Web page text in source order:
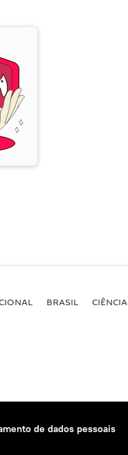
BRASIL CIÊNCIA
de dados pessoais